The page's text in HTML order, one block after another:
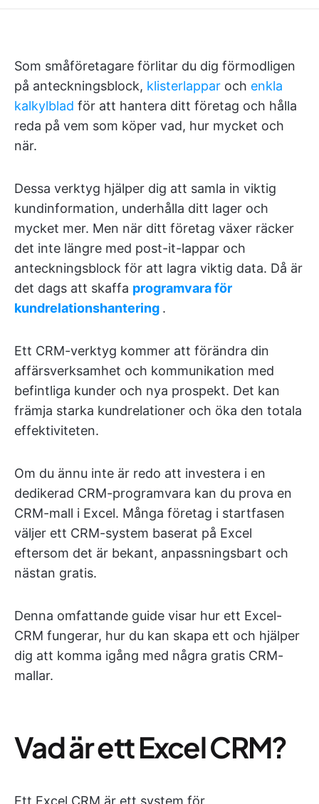
Som småföretagare förlitar du dig förmodligen
på anteckningsblock, klisterlappar och enkla
kalkylblad för att hantera ditt företag och hålla
reda på vem som köper vad, hur mycket och
när.
Dessa verktyg hjälper dig att samla in viktig
kundinformation, underhålla ditt lager och
mycket mer. Men när ditt företag växer räcker
det inte längre med post-it-lappar och
anteckningsblock för att lagra viktig data. Då är
det dags att skaffa programvara för
kundrelationshantering .
Ett CRM-verktyg kommer att förändra din
affärsverksamhet och kommunikation med
befintliga kunder och nya prospekt. Det kan
främja starka kundrelationer och öka den totala
effektiviteten.
Om du ännu inte är redo att investera i en
dedikerad CRM-programvara kan du prova en
CRM-mall i Excel. Många företag i startfasen
väljer ett CRM-system baserat på Excel
eftersom det är bekant, anpassningsbart och
nästan gratis.
Denna omfattande guide visar hur ett Excel-
CRM fungerar, hur du kan skapa ett och hjälper
dig att komma igång med några gratis CRM-
mallar.
Vad är ett Excel CRM?
Ett Excel CRM är ett system för